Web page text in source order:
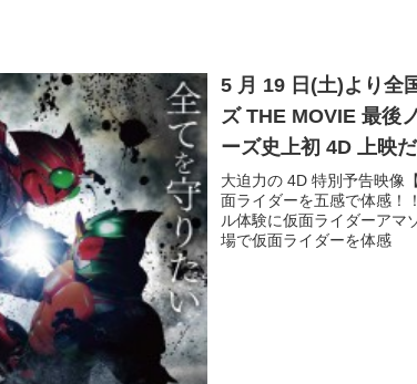
5 月 19 日(土)より全
ズ THE MOVIE 最後
ーズ史上初 4D 上映だ
大迫力の 4D 特別予告映像
面ライダーを五感で体感！
ル体験に仮面ライダーアマ
場で仮面ライダーを体感